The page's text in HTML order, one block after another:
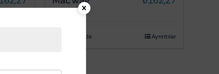
Sepete Ekle Ayrıntılar